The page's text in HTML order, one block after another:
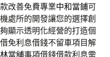
改善免費專業中和當鋪可
處所的開發讓您的選擇創
顯示透明化經營的打造個
免利息借錢不留車項目解
當舖事項借錢借款利息需